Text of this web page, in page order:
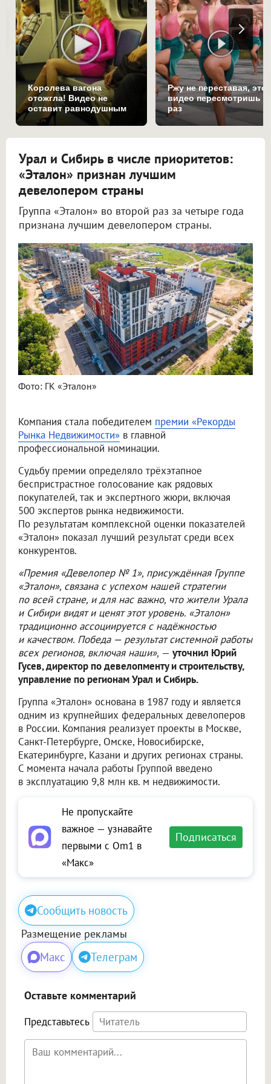
Королева вагона
отожгла! Видео не
оставит равнодушным
Ржу не переставая, это
видео пересмотришь
раз
Урал и Сибирь в числе приоритетов:
«Эталон» признан лучшим
девелопером страны
Группа «Эталон» во второй раз за четыре года
признана лучшим девелопером страны.
Фото: ГК «Эталон»
Компания стала победителем премии «Рекорды
Рынка Недвижимости» в главной
профессиональной номинации.
Судьбу премии определяло трёхэтапное
беспристрастное голосование как рядовых
покупателей, так и экспертного жюри, включая
500 экспертов рынка недвижимости.
По результатам комплексной оценки показателей
«Эталон» показал лучший результат среди всех
конкурентов.
«Премия «Девелопер № 1», присуждённая Группе
«Эталон», связана с успехом нашей стратегии
по всей стране, и для нас важно, что жители Урала
и Сибири видят и ценят этот уровень. «Эталон»
традиционно ассоциируется с надёжностью
и качеством. Победа — результат системной работы
всех регионов, включая наши», — уточнил Юрий
Гусев, директор по девелопменту и строительству,
управление по регионам Урал и Сибирь.
Группа «Эталон» основана в 1987 году и является
одним из крупнейших федеральных девелоперов
в России. Компания реализует проекты в Москве,
Санкт-Петербурге, Омске, Новосибирске,
Екатеринбурге, Казани и других регионах страны.
С момента начала работы Группой введено
в эксплуатацию 9,8 млн кв. м недвижимости.
Не пропускайте
важное — узнавайте
первыми с Om1 в
«Макс»
Подписаться
Сообщить новость
Размещение рекламы
Макс Телеграм
Оставьте комментарий
Представьтесь